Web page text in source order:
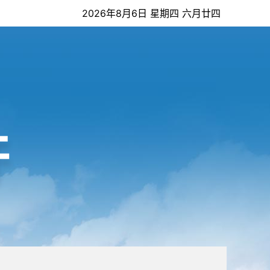
2026年8月6日 星期四 六月廿四